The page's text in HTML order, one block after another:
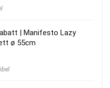
| Manifesto Lazy
ø 55cm